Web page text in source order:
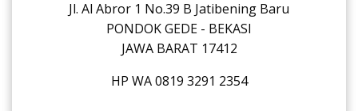
Jl. Al Abror 1 No.39 B Jatibening Baru
PONDOK GEDE - BEKASI
JAWA BARAT 17412
HP WA 0819 3291 2354